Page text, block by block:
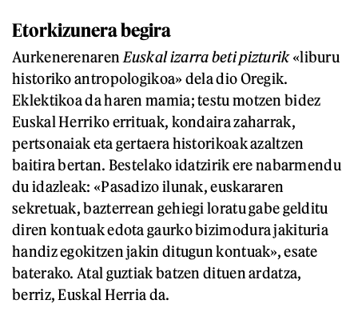
Etorkizunera begira
Aurkenerenaren Euskal izarra beti pizturik«liburu
historiko antropologikoa» dela dio Oregik.
Eklektikoa da haren mamia; testu motzen bidez
Euskal Herriko errituak, kondaira zaharrak,
pertsonaiak eta gertaera historikoak azaltzen
baitira bertan. Bestelako idatzirik ere nabarmendu
du idazleak: «Pasadizo ilunak, euskararen
sekretuak, bazterrean gehiegi loratu gabe gelditu
diren kontuak edota gaurko bizimodura jakituria
handiz egokitzen jakin ditugun kontuak», esate
baterako. Atal guztiak batzen dituen ardatza,
berriz, Euskal Herria da.